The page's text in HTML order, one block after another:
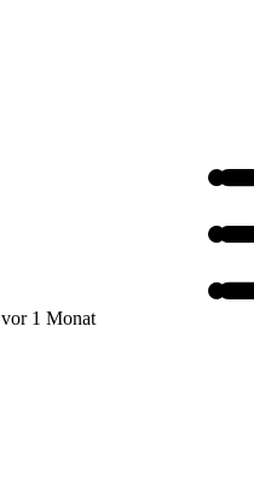
vor 1 Monat